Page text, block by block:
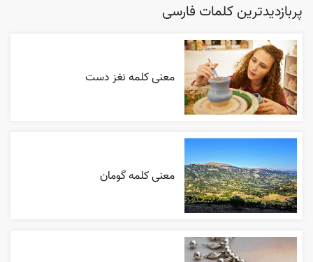
پربازدیدترین کلمات فارسی
معنی کلمه نغز دست
معنی کلمه گومان